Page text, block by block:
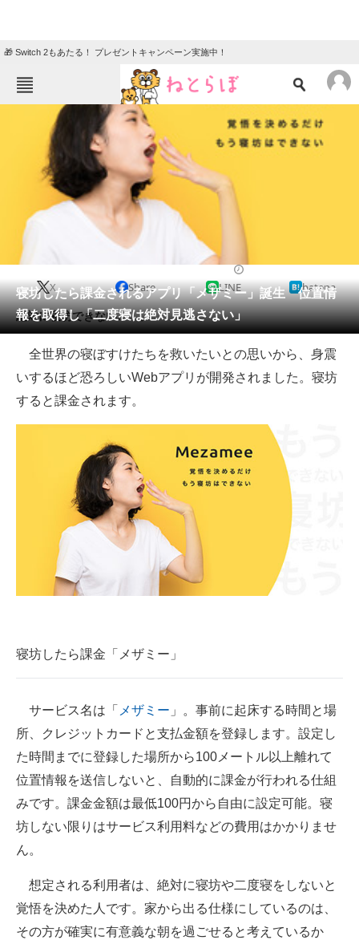
🎁 Switch 2もあたる！ プレゼントキャンペーン実施中！
ねとらぼメニュー
エンタメ クイズ
住まい 教育・育児
動物 リサーチ
会員記事
メディア
注目記事を集めた総合ページ
ITの今と未来を見通す
スマホと通信の最新トレンド
進化するPCとデバイスの未来
好きが集まる 比べて選べる
ビジネスと働き方のヒント
AI活用のいまが分かる
ITエンジニア向け専門サイト
企業向けIT製品の総合サイト
IT製品の技術・比較・事例
製造業のIT導入・活用を支援
エレクトロニクス専門サイト
電子設計の基本と応用
寝坊したら課金されるアプリ「メザミー」誕生 位置情
報を取得し「二度寝は絶対見逃さない」
X Share LINE hatena
絶対に寝坊できない……。
全世界の寝ぼすけたちを救いたいとの思いから、身震
いするほど恐ろしいWebアプリが開発されました。寝坊
すると課金されます。
寝坊したら課金「メザミー」
サービス名は「 メザミー 」。事前に起床する時間と場
所、クレジットカードと支払金額を登録します。設定し
た時間までに登録した場所から100メートル以上離れて
位置情報を送信しないと、自動的に課金が行われる仕組
みです。課金金額は最低100円から自由に設定可能。寝
坊しない限りはサービス利用料などの費用はかかりませ
ん。
想定される利用者は、絶対に寝坊や二度寝をしないと
覚悟を決めた人です。家から出る仕様にしているのは、
その方が確実に有意義な朝を過ごせると考えているか